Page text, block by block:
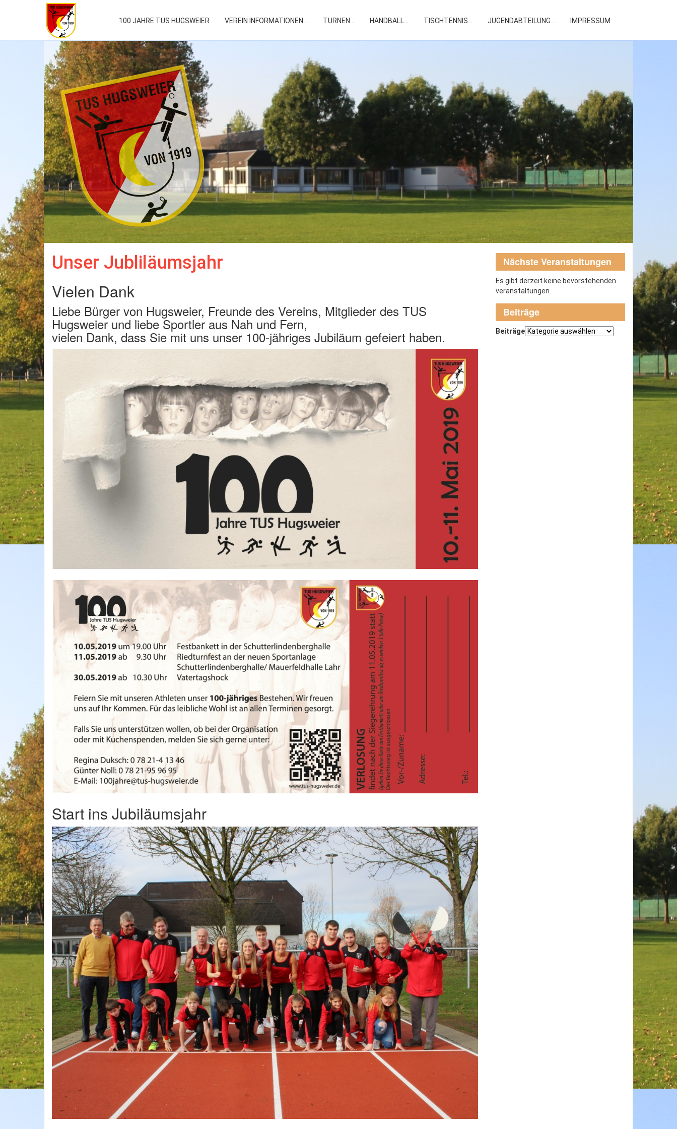
100 JAHRE TUS HUGSWEIER VEREIN INFORMATIONEN TURNEN HANDBALL TISCHTENNIS JUGENDABTEILUNG IMPRESSUM
Unser Jubliläumsjahr
Vielen Dank
Liebe Bürger von Hugsweier, Freunde des Vereins, Mitglieder des TUS
Hugsweier und liebe Sportler aus Nah und Fern,
vielen Dank, dass Sie mit uns unser 100-jähriges Jubiläum gefeiert haben.
Start ins Jubiläumsjahr
Nächste Veranstaltungen
Es gibt derzeit keine bevorstehenden
veranstaltungen.
Beiträge
Beiträge